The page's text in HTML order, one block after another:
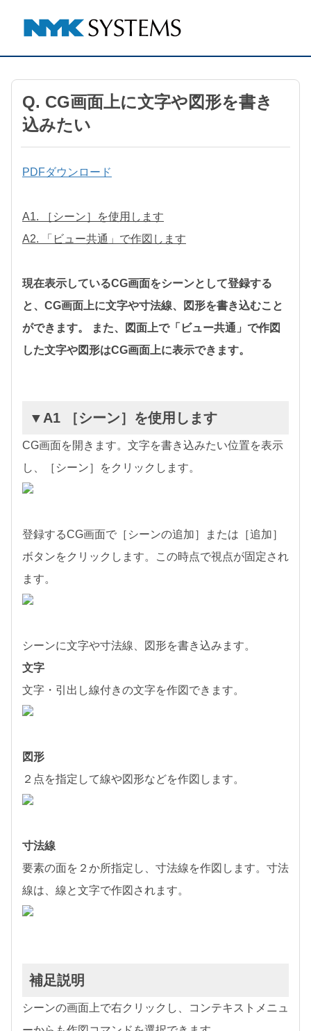
Q. CG画面上に文字や図形を書き
込みたい
PDFダウンロード
A1. ［シーン］を使用します
A2. 「ビュー共通」で作図します
現在表示しているCG画面をシーンとして登録する
と、CG画面上に文字や寸法線、図形を書き込むこと
ができます。 また、図面上で「ビュー共通」で作図
した文字や図形はCG画面上に表示できます。
▼A1 ［シーン］を使用します
CG画面を開きます。文字を書き込みたい位置を表示
し、［シーン］をクリックします。
登録するCG画面で［シーンの追加］または［追加］
ボタンをクリックします。この時点で視点が固定され
ます。
シーンに文字や寸法線、図形を書き込みます。
文字
文字・引出し線付きの文字を作図できます。
図形
２点を指定して線や図形などを作図します。
寸法線
要素の面を２か所指定し、寸法線を作図します。寸法
線は、線と文字で作図されます。
補足説明
シーンの画面上で右クリックし、コンテキストメニュ